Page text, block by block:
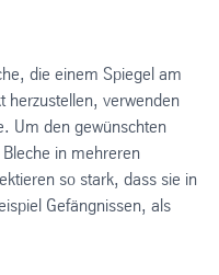
die einem Spiegel am
herzustellen, verwenden
Um den gewünschten
in mehreren
so stark, dass sie in
Gefängnissen, als